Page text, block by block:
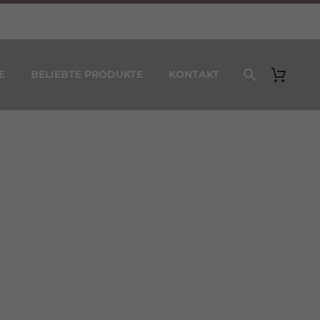
BELIEBTE PRODUKTE KONTAKT